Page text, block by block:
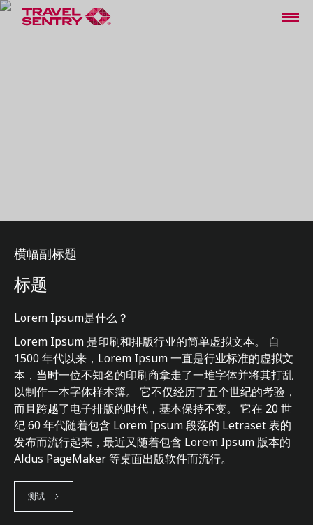
横幅副标题
标题
Lorem Ipsum是什么？
Lorem Ipsum 是印刷和排版行业的简单虚拟文本。 自
1500 年代以来，Lorem Ipsum 一直是行业标准的虚拟文
本，当时一位不知名的印刷商拿走了一堆字体并将其打乱
以制作一本字体样本簿。 它不仅经历了五个世纪的考验，
而且跨越了电子排版的时代，基本保持不变。 它在 20 世
纪 60 年代随着包含 Lorem Ipsum 段落的 Letraset 表的
发布而流行起来，最近又随着包含 Lorem Ipsum 版本的
Aldus PageMaker 等桌面出版软件而流行。
测试